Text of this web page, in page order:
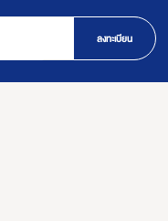
ลงทะเบียน